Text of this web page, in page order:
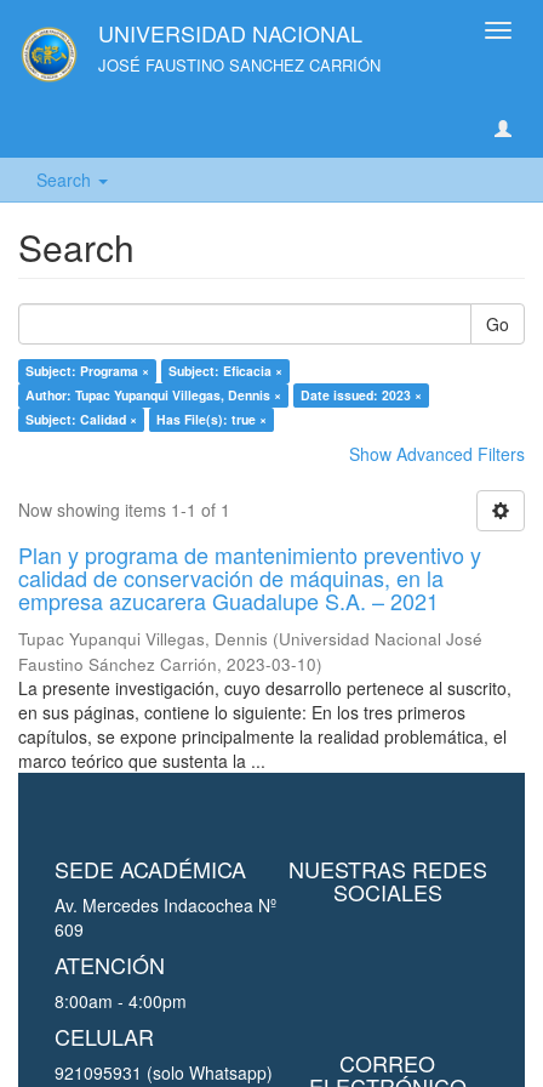
UNIVERSIDAD NACIONAL
JOSÉ FAUSTINO SANCHEZ CARRIÓN
Search
Search
Go
Subject: Programa ×
Subject: Eficacia ×
Author: Tupac Yupanqui Villegas, Dennis ×
Date issued: 2023 ×
Subject: Calidad ×
Has File(s): true ×
Show Advanced Filters
Now showing items 1-1 of 1
Plan y programa de mantenimiento preventivo y
calidad de conservación de máquinas, en la
empresa azucarera Guadalupe S.A. – 2021
Tupac Yupanqui Villegas, Dennis (Universidad Nacional José
Faustino Sánchez Carrión, 2023-03-10)
La presente investigación, cuyo desarrollo pertenece al suscrito,
en sus páginas, contiene lo siguiente: En los tres primeros
capítulos, se expone principalmente la realidad problemática, el
marco teórico que sustenta la ...
SEDE ACADÉMICA
Av. Mercedes Indacochea Nº
609
ATENCIÓN
8:00am - 4:00pm
CELULAR
921095931 (solo Whatsapp)
NUESTRAS REDES
SOCIALES
CORREO